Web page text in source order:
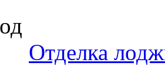
Отделка